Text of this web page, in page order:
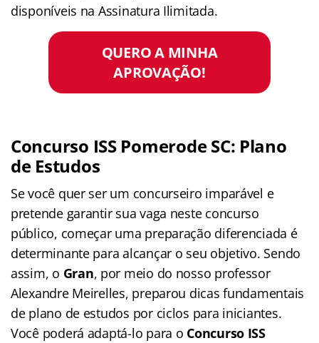
disponíveis na Assinatura Ilimitada.
QUERO A MINHA
APROVAÇÃO!
Concurso ISS Pomerode SC: Plano
de Estudos
Se você quer ser um concurseiro imparável e
pretende garantir sua vaga neste concurso
público, começar uma preparação diferenciada é
determinante para alcançar o seu objetivo. Sendo
assim, o Gran, por meio do nosso professor
Alexandre Meirelles, preparou dicas fundamentais
de plano de estudos por ciclos para iniciantes.
Você poderá adaptá-lo para o Concurso ISS